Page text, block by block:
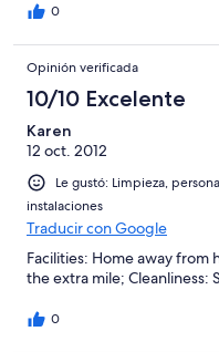
0
Opinión verificada
10/10 Excelente
Karen
12 oct. 2012
Le gustó: Limpieza,
instalaciones
Traducir con Google
Facilities: Home away from
the extra mile; Cleanliness:
0